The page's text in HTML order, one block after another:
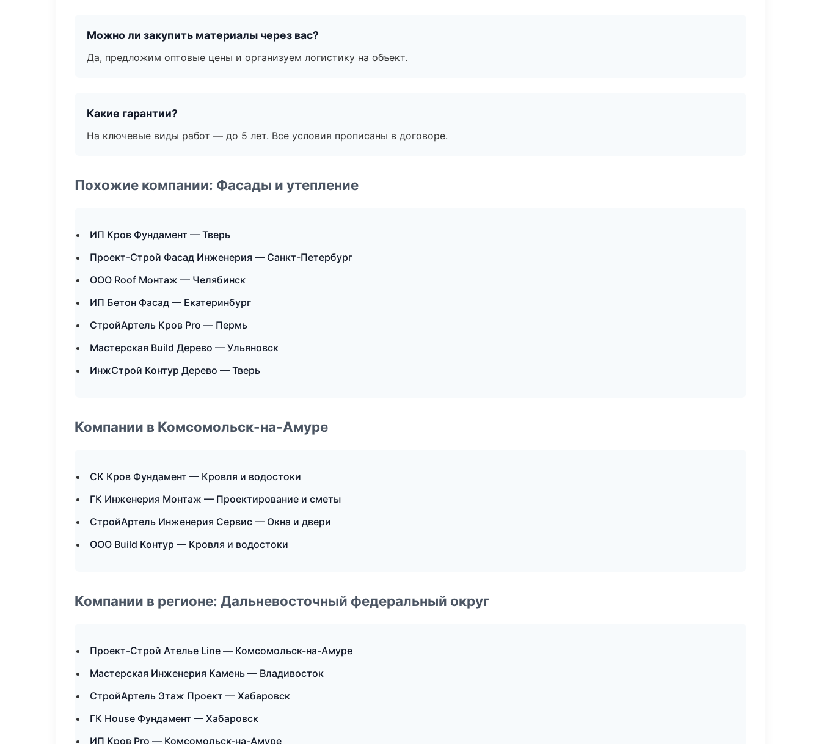
Можно ли закупить материалы через вас?
Да, предложим оптовые цены и организуем логистику на объект.
Какие гарантии?
На ключевые виды работ — до 5 лет. Все условия прописаны в договоре.
Похожие компании: Фасады и утепление
ИП Кров Фундамент — Тверь
Проект-Строй Фасад Инженерия — Санкт-Петербург
ООО Roof Монтаж — Челябинск
ИП Бетон Фасад — Екатеринбург
СтройАртель Кров Pro — Пермь
Мастерская Build Дерево — Ульяновск
ИнжСтрой Контур Дерево — Тверь
Компании в Комсомольск-на-Амуре
СК Кров Фундамент — Кровля и водостоки
ГК Инженерия Монтаж — Проектирование и сметы
СтройАртель Инженерия Сервис — Окна и двери
ООО Build Контур — Кровля и водостоки
Компании в регионе: Дальневосточный федеральный округ
Проект-Строй Ателье Line — Комсомольск-на-Амуре
Мастерская Инженерия Камень — Владивосток
СтройАртель Этаж Проект — Хабаровск
ГК House Фундамент — Хабаровск
ИП Кров Pro — Комсомольск-на-Амуре